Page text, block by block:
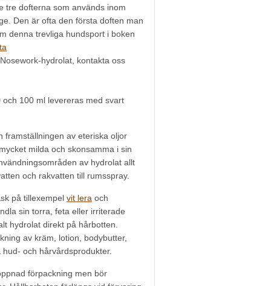
tre dofterna som används inom
Den är ofta den första doften man
denna trevliga hundsport i boken
hydrolat, kontakta oss
100 ml levereras med svart
framställningen av eteriska oljor
milda och skonsamma i sin
av hydrolat allt
och rakvatten till rumsspray.
på tillexempel vit lera och
sin torra, feta eller irriterade
hydrolat direkt på hårbotten.
av kräm, lotion, bodybutter,
och hårvårdsprodukter.
förpackning men bör